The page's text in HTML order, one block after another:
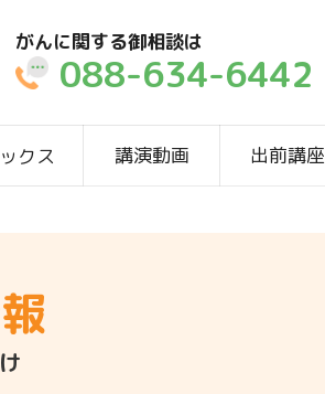
がんに関する御相談は
088-634-6442
クス 講演動画 出前講座